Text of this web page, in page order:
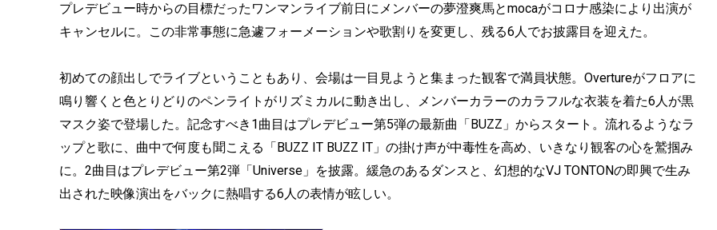
プレデビュー時からの目標だったワンマンライブ前日にメンバーの夢澄爽馬とmocaがコロナ感染により出演が
キャンセルに。この非常事態に急遽フォーメーションや歌割りを変更し、残る6人でお披露目を迎えた。
初めての顔出しでライブということもあり、会場は一目見ようと集まった観客で満員状態。Overtureがフロアに
鳴り響くと色とりどりのペンライトがリズミカルに動き出し、メンバーカラーのカラフルな衣装を着た6人が黒
マスク姿で登場した。記念すべき1曲目はプレデビュー第5弾の最新曲「BUZZ」からスタート。流れるようなラ
ップと歌に、曲中で何度も聞こえる「BUZZ IT BUZZ IT」の掛け声が中毒性を高め、いきなり観客の心を鷲掴み
に。2曲目はプレデビュー第2弾「Universe」を披露。緩急のあるダンスと、幻想的なVJ TONTONの即興で生み
出された映像演出をバックに熱唱する6人の表情が眩しい。